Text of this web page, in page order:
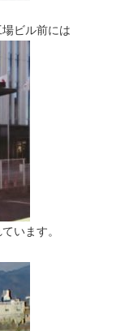
ビル前には
います。